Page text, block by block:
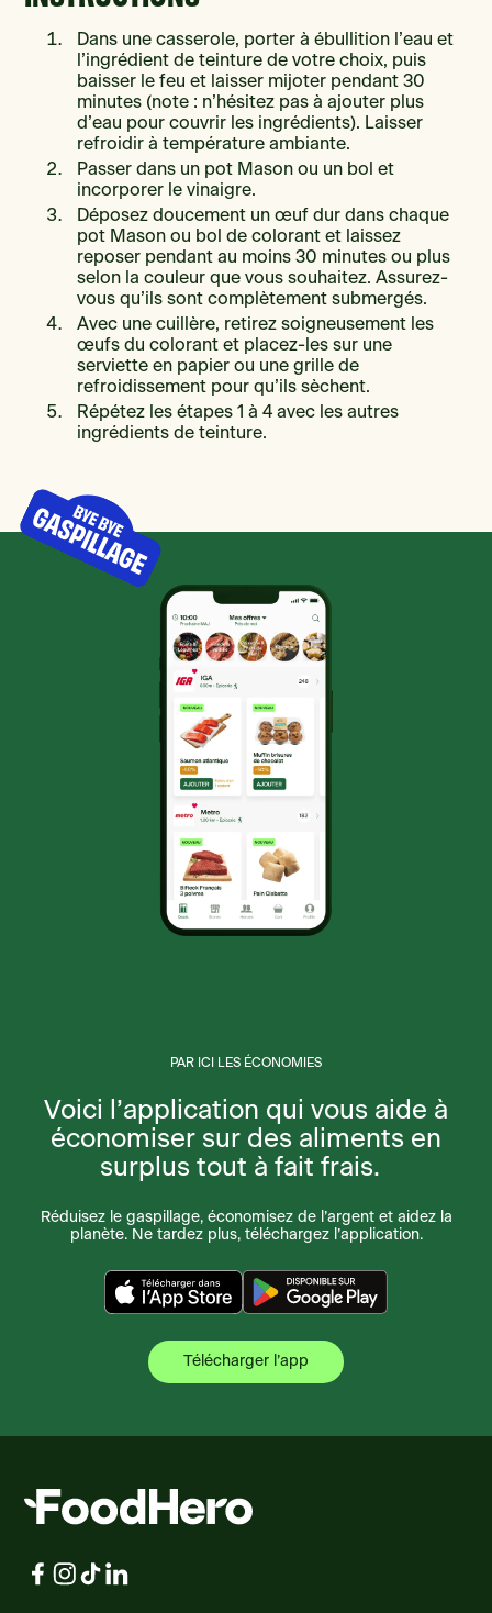
Dans une casserole, porter à ébullition l’eau et
l’ingrédient de teinture de votre choix, puis
baisser le feu et laisser mijoter pendant 30
minutes (note : n’hésitez pas à ajouter plus
d’eau pour couvrir les ingrédients). Laisser
refroidir à température ambiante.
Passer dans un pot Mason ou un bol et
incorporer le vinaigre.
Déposez doucement un œuf dur dans chaque
pot Mason ou bol de colorant et laissez
reposer pendant au moins 30 minutes ou plus
selon la couleur que vous souhaitez. Assurez-
vous qu’ils sont complètement submergés.
Avec une cuillère, retirez soigneusement les
œufs du colorant et placez-les sur une
serviette en papier ou une grille de
refroidissement pour qu’ils sèchent.
Répétez les étapes 1 à 4 avec les autres
ingrédients de teinture.
PAR ICI LES ÉCONOMIES
Voici l’application qui vous aide à
économiser sur des aliments en
surplus tout à fait frais.
Réduisez le gaspillage, économisez de l’argent et aidez la
planète. Ne tardez plus, téléchargez l’application.
Télécharger l’app